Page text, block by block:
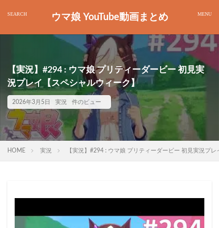
ウマ娘 YouTube動画まとめ
【実況】#294 : ウマ娘 プリティーダービー 初見実
況プレイ【スペシャルウィーク】
2026年3月5日 実況 件のビュー
HOME 実況 【実況】#294 : ウマ娘 プリティーダービー 初見実況プ